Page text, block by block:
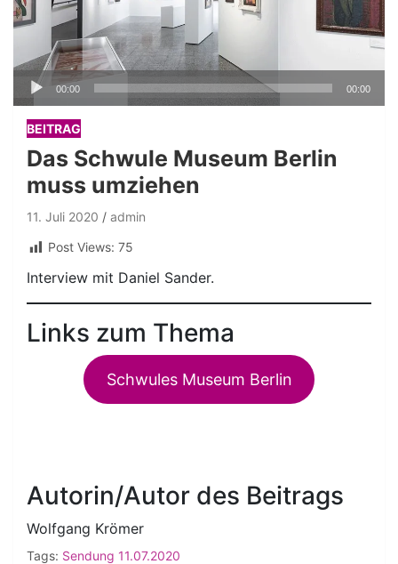
Audio-
Player
00:00 00:00
BEITRAG
Das Schwule Museum Berlin
muss umziehen
11. Juli 2020
admin
Post Views: 75
Interview mit Daniel Sander.
Links zum Thema
Schwules Museum Berlin
Autorin/Autor des Beitrags
Wolfgang Krömer
Tags: Sendung 11.07.2020